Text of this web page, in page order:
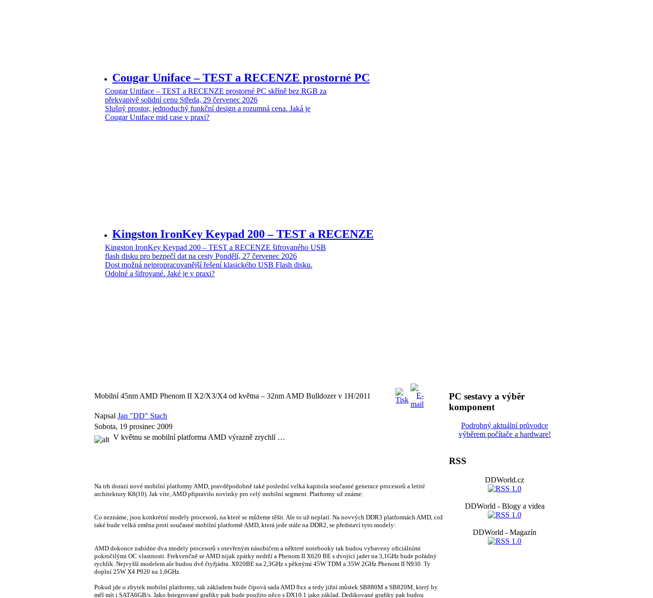
Cougar Uniface – TEST a RECENZE prostorné PC
Cougar Uniface – TEST a RECENZE prostorné PC skříně bez RGB za
překvapivě solidní cenu Středa, 29 červenec 2026
Slušný prostor, jednoduchý funkční design a rozumná cena. Jaká je
Cougar Uniface mid case v praxi?
Kingston IronKey Keypad 200 – TEST a RECENZE
Kingston IronKey Keypad 200 – TEST a RECENZE šifrovaného USB
flash disku pro bezpečí dat na cesty Pondělí, 27 červenec 2026
Dost možná nejpropracovanější řešení klasického USB Flash disku.
Odolné a šifrované. Jaké je v praxi?
Mobilní 45nm AMD Phenom II X2/X3/X4 od května – 32nm AMD Bulldozer v 1H/2011
Napsal Jan "DD" Stach
Sobota, 19 prosinec 2009
V květnu se mobilní platforma AMD výrazně zrychlí …
Na trh dorazí nové mobilní platformy AMD, pravděpodobně také poslední velká kapitola současné generace procesorů a letité
architektury K8(10). Jak víte, AMD připravilo novinky pro celý mobilní segment. Platformy už známe:
Co neznáme, jsou konkrétní modely procesorů, na které se můžeme těšit. Ale to už neplatí. Na novvých DDR3 platformách AMD, což
také bude velká změna proti současné mobilní platformě AMD, která jede stále na DDR2, se představí tyto modely:
AMD dokonce nabídne dva modely procesorů s otevřeným násobičem a některé notebooky tak budou vybaveny oficiálními
pokročilými OC vlastnosti. Frekvenčně se AMD nijak zpátky nedrží a Phenom II X620 BE s dvojicí jader na 3,1GHz bude pořádný
rychlík. Nejvyšší modelem ale budou dvě čtyřjádra. X920BE na 2,3GHz s pěknými 45W TDM a 35W 2GHz Phenom II N930. Ty
doplní 25W X4 P920 na 1,6GHz.
Pokud jde o zbytek mobilní platformy, tak základem bude čipová sada AMD 8xx a tedy jižní můstek SB880M a SB820M, který by
měl mít i SATA6GB/s. Jako Integrované grafiky pak bude použito něco s DX10.1 jako základ. Dedikované grafiky pak budou
PC sestavy a výběr
komponent
Podrobný aktuální průvodce
výběrem počítače a hardware!
RSS
DDWorld.cz
DDWorld - Blogy a videa
DDWorld - Magazín